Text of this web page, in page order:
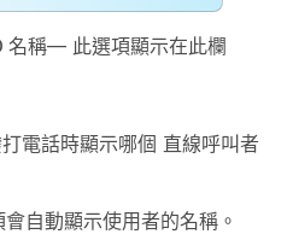
名稱— 此選項顯示在此欄
電話時顯示哪個 直線呼叫者
自動顯示使用者的名稱。